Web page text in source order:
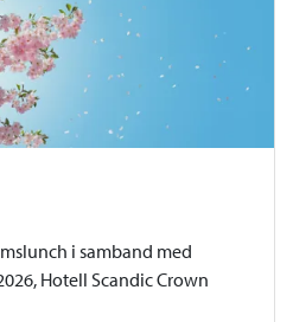
i samband med
Hotell Scandic Crown